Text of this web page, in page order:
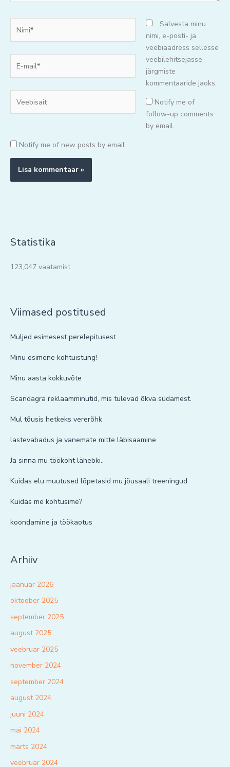
mail*
Salvesta minu
nimi, e-posti- ja
veebiaadress sellesse
veebilehitsejasse
järgmiste
kommentaaride jaoks.
Notify me of
follow-up comments
by email.
Notify me of new posts by email.
Statistika
123,047 vaatamist
Viimased postitused
Muljed esimesest perelepitusest
Minu esimene kohtuistung!
Minu aasta kokkuvõte
Scandagra reklaamminutid, mis tulevad õkva südamest.
Mul tõusis hetkeks vererõhk
lastevabadus ja vanemate mitte läbisaamine
Ja sinna mu töökoht lähebki..
Kuidas elu muutused lõpetasid mu jõusaali treeningud
Kuidas me kohtusime?
koondamine ja töökaotus
Arhiiv
jaanuar 2026
oktoober 2025
september 2025
august 2025
veebruar 2025
november 2024
september 2024
august 2024
juuni 2024
mai 2024
märts 2024
veebruar 2024